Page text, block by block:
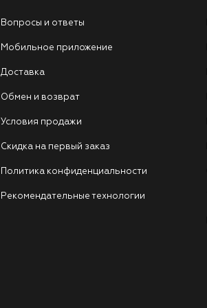
Вопросы и ответы
Мобильное приложение
Доставка
Обмен и возврат
Условия продажи
Скидка на первый заказ
Политика конфиденциальности
Рекомендательные технологии